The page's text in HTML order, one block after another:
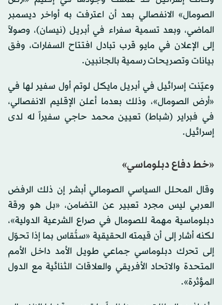
الصومال» الانفصالي بعد أن اعترفت به أواخر ديسمبر
الماضي، وبعد تسمية سفراء في أبريل (نيسان)، وصولاً
إلى الإعلان في مايو قرب تبادل افتتاح السفارات، وفق
بيانات وتصريحات رسمية بالجانبين.
وعيّنت إسرائيل في أبريل مايكل لوتم أول سفير لها في
«أرض الصومال»، وذلك بعدما أعلن الإقليم الانفصالي،
في فبراير (شباط) تعيين محمد حاجي سفيراً له لدى
إسرائيل.
«خط دفاع دبلوماسي»
وقال المحلل السياسي الصومالي أبشر إن ذلك الرفض
العربي ليس مجرد تعبير عن التضامن، «بل هو ورقة
دبلوماسية مهمة للصومال في صراع الشرعية الدولية»،
لكنه أشار إلى أن قيمته الحقيقية «ستُقاس بما إذا تحوّل
إلى تحرك دبلوماسي جماعي طويل الأمد داخل الأمم
المتحدة والاتحاد الأفريقي والعلاقات الثنائية مع الدول
المؤثرة».